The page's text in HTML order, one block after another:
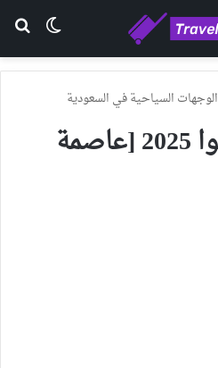
الوجهات السياحية في السعودية
عدد سكان ماناغوا 2025 [عاصمة